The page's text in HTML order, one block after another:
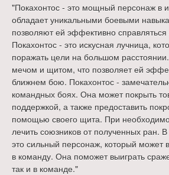
"Покахонтос - это мощный персонаж в
обладает уникальными боевыми
позволяют ей эффективно
Покахонтос - это искусная лучница,
поражать цели на большом
мечом и щитом, что позволяет ей
ближнем бою. Покахонтос -
командных боях. Она может покрыть
поддержкой, а также предоставить
помощью своего щита. При
лечить союзников от полученных ран.
это сильный персонаж, который может
в команду. Она поможет выиграть
так и в команде."